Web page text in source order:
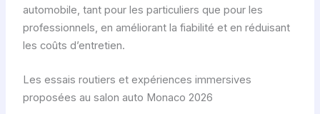
automobile, tant pour les particuliers que pour les
professionnels, en améliorant la fiabilité et en réduisant
les coûts d’entretien.
Les essais routiers et expériences immersives
proposées au salon auto Monaco 2026